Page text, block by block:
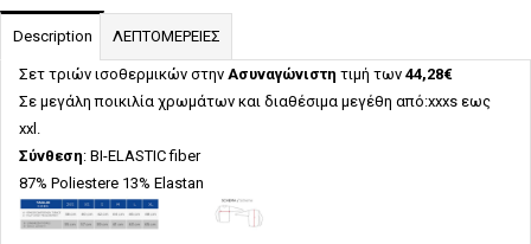
Description ΛΕΠΤΟΜΕΡΕΙΕΣ
Σετ τριών ισοθερμικών στην Ασυναγώνιστη τιμή των 44,28€
Σε μεγάλη ποικιλία χρωμάτων και διαθέσιμα μεγέθη από:xxxs εως
xxl.
Σύνθεση: BI-ELASTIC fiber
87% Poliestere 13% Elastan